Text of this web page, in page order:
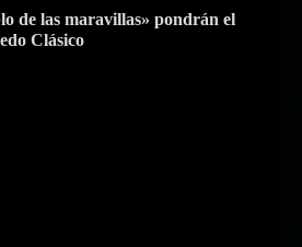
de las maravillas» pondrán el
Clásico